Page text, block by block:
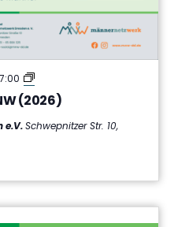
(2026)
MännerCafé
im
MNW
e.V.Schwepnitzer Str. 10,